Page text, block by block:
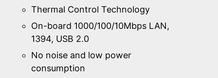
Thermal Control Technology
On-board 1000/100/10Mbps LAN,
1394, USB 2.0
No noise and low power
consumption